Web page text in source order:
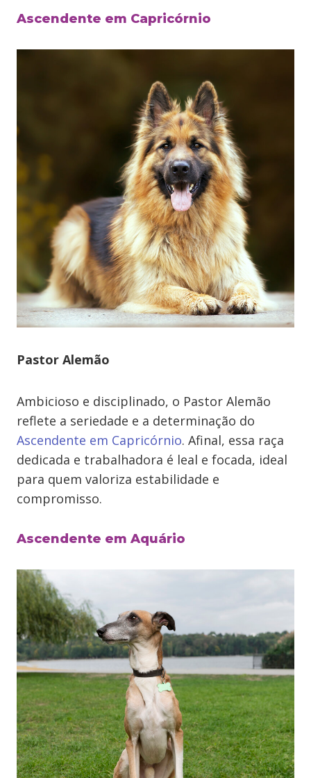
Ascendente em Capricórnio
Pastor Alemão
Ambicioso e disciplinado, o Pastor Alemão
reflete a seriedade e a determinação do
Ascendente em Capricórnio. Afinal, essa raça
dedicada e trabalhadora é leal e focada, ideal
para quem valoriza estabilidade e
compromisso.
Ascendente em Aquário